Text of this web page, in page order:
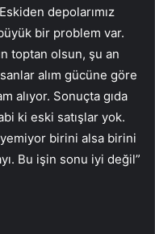
depolarımız
bir problem var.
toptan olsun, şu an
alım gücüne göre
alıyor. Sonuçta gıda
ki eski satışlar yok.
birini alsa birini
Bu işin sonu iyi değil”